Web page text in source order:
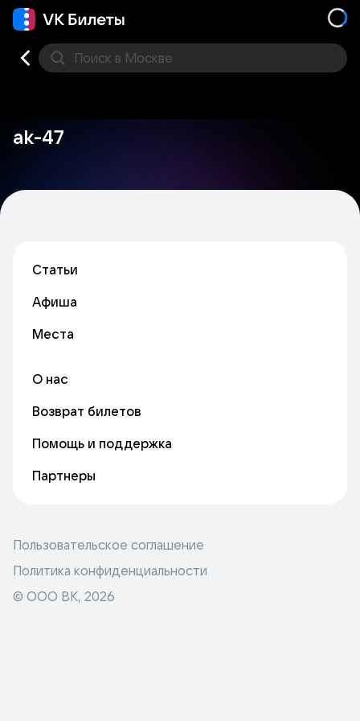
Поиск в Москве
ak-47
Статьи
Афиша
Места
О нас
Возврат билетов
Помощь и поддержка
Партнеры
Пользовательское соглашение
Политика конфиденциальности
© ООО ВК, 2026